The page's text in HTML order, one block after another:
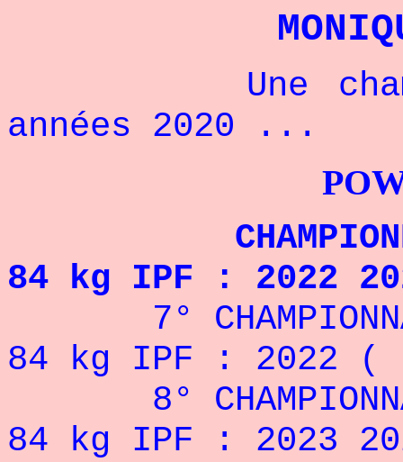
Une
années 2020 ...
CHAMPIONNE
84 kg IPF : 2022
7°
84 kg IPF : 2022 (
8°
84 kg IPF : 2023